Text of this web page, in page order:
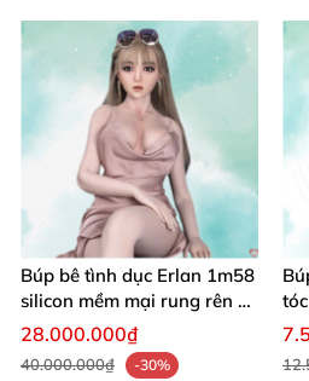
Búp bê tình dục Erlan 1m58
silicon mềm mại rung rên co
bóp hấp dẫn
28.000.000₫
40.000.000₫
-30%
tự